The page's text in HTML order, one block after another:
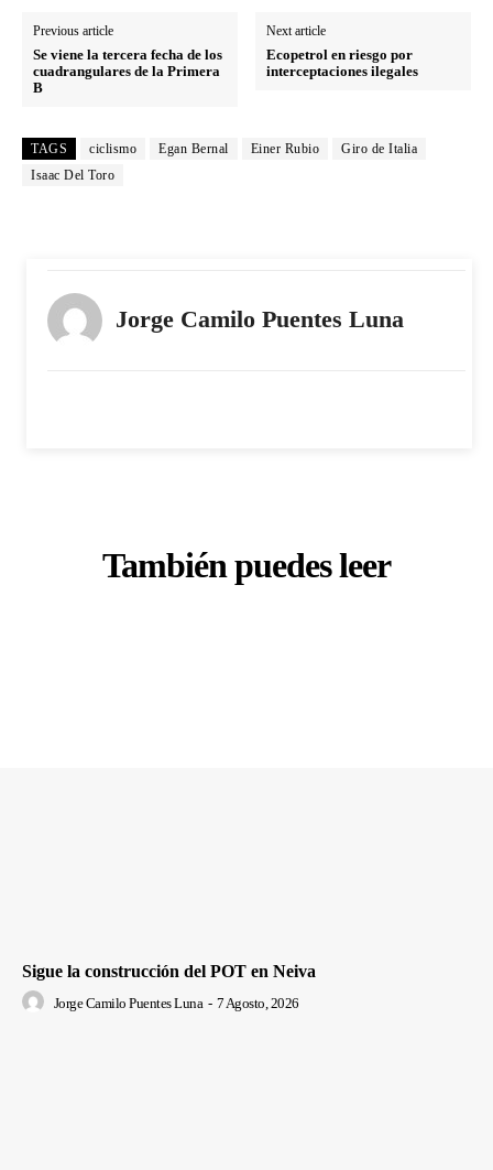
Previous article
Se viene la tercera fecha de los
cuadrangulares de la Primera
B
Next article
Ecopetrol en riesgo por
interceptaciones ilegales
TAGS ciclismo Egan Bernal Einer Rubio
Giro de Italia
Isaac Del Toro
Jorge Camilo Puentes Luna
También puedes leer
Sigue la construcción del POT en Neiva
Jorge Camilo Puentes Luna - 7 Agosto, 2026